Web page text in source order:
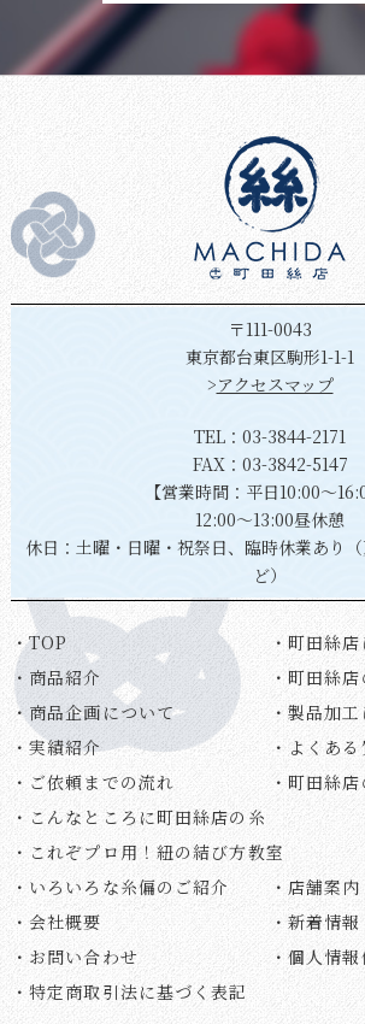
〒111-0043
東京都台東区駒形1-1-1
>アクセスマップ
TEL： 03-3844-2171
FAX：03-3842-5147
【営業時間：平日10:00～
12:00～13:00昼休憩
休日：土曜・日曜・祝祭日、臨時休業あり
ど）
・TOP
・町田絲
・商品紹介
・町田絲
・商品企画について
・製品加
・実績紹介
・よくあ
・ご依頼までの流れ
・町田絲
・こんなところに町田絲店の糸
・これぞプロ用！紐の結び方教室
・いろいろな糸偏のご紹介
・店舗案内
・会社概要
・新着情報
・お問い合わせ
・個人情
・特定商取引法に基づく表記